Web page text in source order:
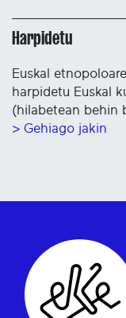
Harpidetu
Euskal
harpidetu Euskal
(hilabetean behin
> Gehiago jakin